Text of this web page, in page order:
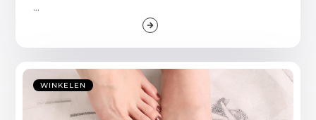
...
WINKELEN